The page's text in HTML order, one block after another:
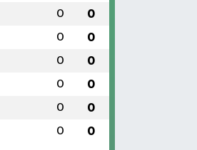
0 0
0 0
0 0
0 0
0 0
0 0